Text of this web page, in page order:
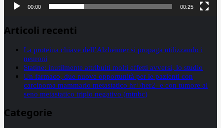
00:00 00:25
Articoli recenti
La proteina chiave dell’Alzheimer si propaga utilizzando i
neuroni
Statine: inutilmente attribuiti molti effetti avversi, lo studio
Un farmaco, due nuove opportunità per le pazienti con
carcinoma mammario metastatico hr+/her2- e con tumore al
seno metastatico triplo negativo (mtnbc)
Categorie